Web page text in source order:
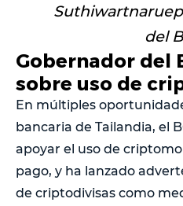
del
Gobernador del
sobre uso de
En múltiples
bancaria de Tailandia, el
apoyar el uso de
pago, y ha lanzado
de criptodivisas como